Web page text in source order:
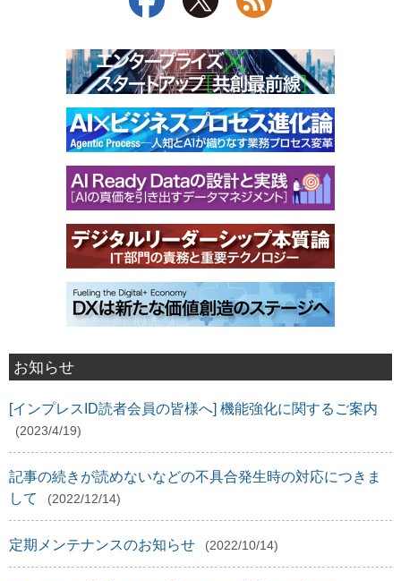
お知らせ
[インプレスID読者会員の皆様へ] 機能強化に関するご案内
(2023/4/19)
記事の続きが読めないなどの不具合発生時の対応につきま
して
(2022/12/14)
定期メンテナンスのお知らせ (2022/10/14)